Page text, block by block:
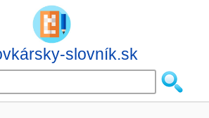
slovník.sk